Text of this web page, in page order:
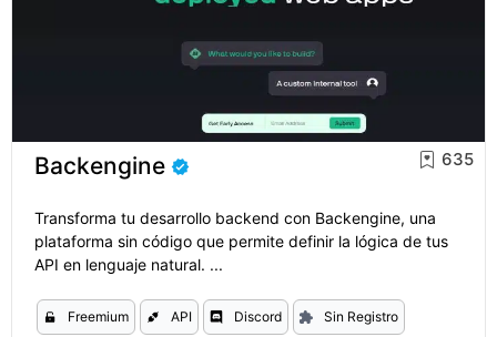
Backengine 635
Transforma tu desarrollo backend con Backengine, una
plataforma sin código que permite definir la lógica de tus
API en lenguaje natural. ...
Freemium API Discord Sin Registro